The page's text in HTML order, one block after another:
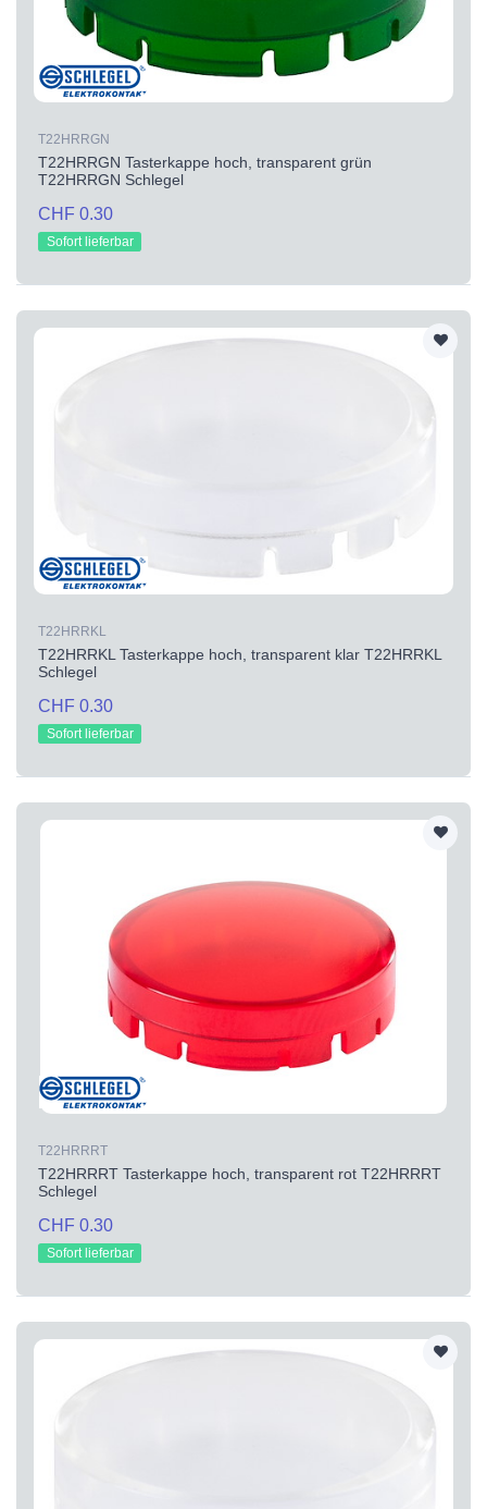
T22HRRGN
T22HRRGN Tasterkappe hoch, transparent grün
T22HRRGN Schlegel
CHF 0.30
Sofort lieferbar
T22HRRKL
T22HRRKL Tasterkappe hoch, transparent klar T22HRRKL
Schlegel
CHF 0.30
Sofort lieferbar
T22HRRRT
T22HRRRT Tasterkappe hoch, transparent rot T22HRRRT
Schlegel
CHF 0.30
Sofort lieferbar